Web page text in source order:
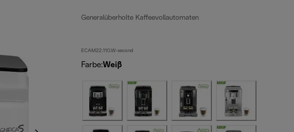
Generalüberholte Kaffeevollautomaten
ECAM22.110.W-second
Farbe:Weiß